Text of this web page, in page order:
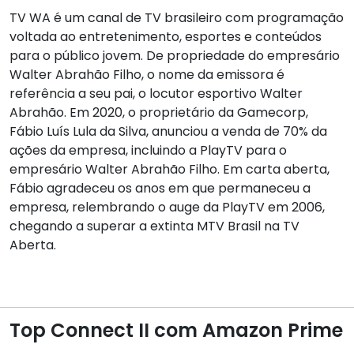
TV WA é um canal de TV brasileiro com programação
voltada ao entretenimento, esportes e conteúdos
para o público jovem. De propriedade do empresário
Walter Abrahão Filho, o nome da emissora é
referência a seu pai, o locutor esportivo Walter
Abrahão. Em 2020, o proprietário da Gamecorp,
Fábio Luís Lula da Silva, anunciou a venda de 70% da
ações da empresa, incluindo a PlayTV para o
empresário Walter Abrahão Filho. Em carta aberta,
Fábio agradeceu os anos em que permaneceu a
empresa, relembrando o auge da PlayTV em 2006,
chegando a superar a extinta MTV Brasil na TV
Aberta.
Top Connect II com Amazon Prime